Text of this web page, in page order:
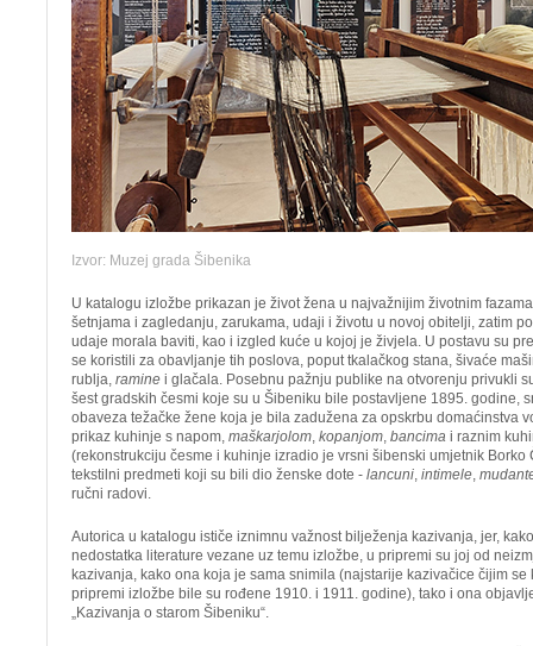
Izvor: Muzej grada Šibenika
U katalogu izložbe prikazan je život žena u najvažnijim životnim
šetnjama i zagledanju, zarukama, udaji i životu u novoj obitelji, zatim
udaje morala baviti, kao i izgled kuće u kojoj je živjela. U postavu su
se koristili za obavljanje tih poslova, poput tkalačkog stana, šivaće
rublja, ramine i glačala. Posebnu pažnju publike na otvorenju privukli
šest gradskih česmi koje su u Šibeniku bile postavljene 1895. godine,
obaveza težačke žene koja je bila zadužena za opskrbu domaćinstva
prikaz kuhinje s napom, maškarjolom, kopanjom, bancima i raznim
(rekonstrukciju česme i kuhinje izradio je vrsni šibenski umjetnik Borko
tekstilni predmeti koji su bili dio ženske dote - lancuni, intimele,
ručni radovi.
Autorica u katalogu ističe iznimnu važnost bilježenja kazivanja, jer,
nedostatka literature vezane uz temu izložbe, u pripremi su joj od
kazivanja, kako ona koja je sama snimila (najstarije kazivačice čijim
pripremi izložbe bile su rođene 1910. i 1911. godine), tako i ona
„Kazivanja o starom Šibeniku“.